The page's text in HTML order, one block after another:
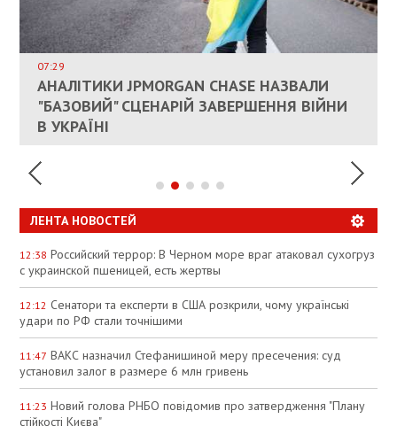
КАНДИДАТ В ПРЕМЬЕРЫ ПОЛЬШИ ПРИЗВАЛ
ЕС ПРЕКРАТИТЬ ВОЕННУЮ ПОМОЩЬ
УКРАИНЕ
07:29
АНАЛІТИКИ JPMORGAN CHASE НАЗВАЛИ
"БАЗОВИЙ" СЦЕНАРІЙ ЗАВЕРШЕННЯ ВІЙНИ
В УКРАЇНІ
ВЛАСНИКАМ ЗРУЙНОВАНОГО ЖИТЛА
ДОЗВОЛИЛИ НЕ ПЛАТИТИ ЗА КОМУНАЛКУ
ИНТЕГРАЦИЯ УКРАИНЫ В НАТО ВРЯД ЛИ
СОСТОИТСЯ В БЛИЖАЙШЕЕ ВРЕМЯ, –
РЮТТЕ
ПАЛИВНИЙ РИНОК РОЗІГРІЛИ ШТУЧНО:
АНАЛІТИКИ ЗВИНУВАТИЛИ АЗС У
СПЕКУЛЯЦІЇ
ЛЕНТА НОВОСТЕЙ
12:38 Российский террор: В Черном море враг атаковал сухогруз
с украинской пшеницей, есть жертвы
12:12 Сенатори та експерти в США розкрили, чому українські
удари по РФ стали точнішими
11:47 ВАКС назначил Стефанишиной меру пресечения: суд
установил залог в размере 6 млн гривень
11:23 Новий голова РНБО повідомив про затвердження "Плану
стійкості Києва"